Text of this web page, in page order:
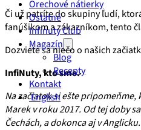
Orechové nátierky
Ostatné
Infinuty Club
Magazín
Blog
Recepty
Kontakt
English
Či už patríte do skupiny ľudí,
fanúšikom a zákazníkom, tento
Dozviete sa niečo o našich
InfiNuty, kto sme.
Na začiatok si ešte
Marek v roku 2017. Od tej doby
Čechách, a dokonca aj v Anglicku.